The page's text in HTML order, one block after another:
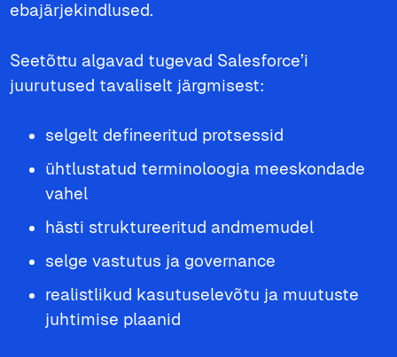
ebajärjekindlused.
Seetõttu algavad tugevad Salesforce’i
juurutused tavaliselt järgmisest:
selgelt defineeritud protsessid
ühtlustatud terminoloogia meeskondade
vahel
hästi struktureeritud andmemudel
selge vastutus ja governance
realistlikud kasutuselevõtu ja muutuste
juhtimise plaanid